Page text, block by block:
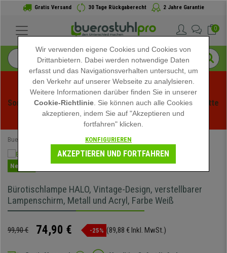
Gratis Versand 30 Tage Rückgaberecht 2 Jahre Garantie
0
Sommerschlussverauf bei buerstuhlpro! Exklusive Rabatte
für kurze Zeit - Aktion ansehen -
Buerostuhlpro Bürobeleuchtung
Neuheit
Bürotischlampe HALO, Vintage-Design, verstellbarer
Lampenschirm, Metall und Acryl, Farbe Weiß
99,90 € 74,90 € -25% (89,88 € Inkl. MwSt.)
Wir verwenden eigene Cookies und Cookies von
Drittanbietern. Dabei werden notwendige Daten
erfasst und das Navigationsverhalten untersucht, um
den Verkehr auf unserer Webseite zu analylsieren.
Weitere Informationen darüber finden Sie in unserer
Cookie-Richtlinie . Sie können auch alle Cookies
akzeptieren, indem Sie auf "Akzeptieren und
fortfahren" klicken.
KONFIGURIEREN
AKZEPTIEREN UND FORTFAHREN